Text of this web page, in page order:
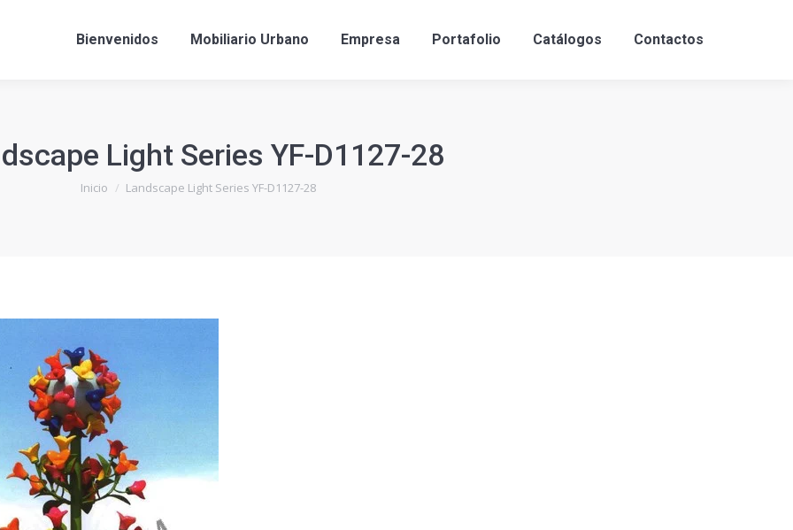
Bienvenidos Mobiliario Urbano Empresa Portafolio Catálogos Contactos
Light Series YF-D1127-28
Estás aquí:
Inicio Landscape Light Series YF-D1127-28